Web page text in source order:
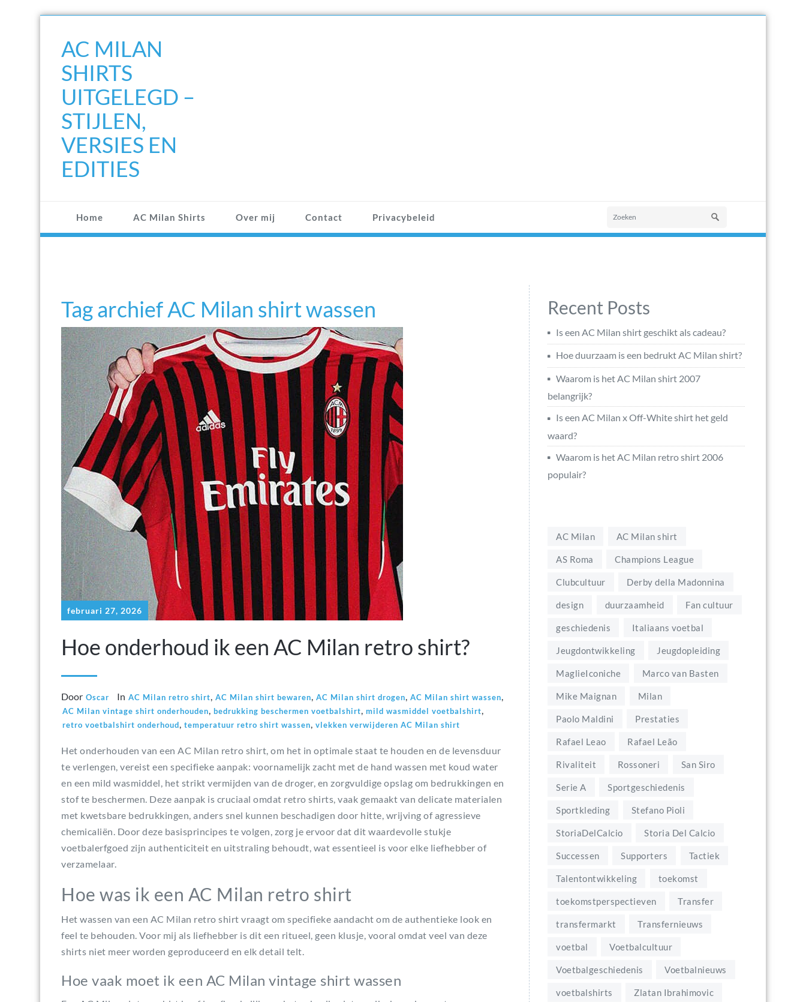
inhoudAC MILAN
SHIRTS
UITGELEGD –
STIJLEN,
VERSIES EN
EDITIES
Home AC Milan Shirts Over mij Contact Privacybeleid
Tag archief AC Milan shirt wassen
februari 27, 2026
Hoe onderhoud ik een AC Milan retro shirt?
Door Oscar In AC Milan retro shirt, AC Milan shirt bewaren, AC Milan shirt drogen, AC Milan shirt wassen,
AC Milan vintage shirt onderhouden, bedrukking beschermen voetbalshirt, mild wasmiddel voetbalshirt,
retro voetbalshirt onderhoud, temperatuur retro shirt wassen, vlekken verwijderen AC Milan shirt
Het onderhouden van een AC Milan retro shirt, om het in optimale staat te houden en de levensduur
te verlengen, vereist een specifieke aanpak: voornamelijk zacht met de hand wassen met koud water
en een mild wasmiddel, het strikt vermijden van de droger, en zorgvuldige opslag om bedrukkingen en
stof te beschermen. Deze aanpak is cruciaal omdat retro shirts, vaak gemaakt van delicate materialen
met kwetsbare bedrukkingen, anders snel kunnen beschadigen door hitte, wrijving of agressieve
chemicaliën. Door deze basisprincipes te volgen, zorg je ervoor dat dit waardevolle stukje
voetbalerfgoed zijn authenticiteit en uitstraling behoudt, wat essentieel is voor elke liefhebber of
verzamelaar.
Hoe was ik een AC Milan retro shirt
Het wassen van een AC Milan retro shirt vraagt om specifieke aandacht om de authentieke look en
feel te behouden. Voor mij als liefhebber is dit een ritueel, geen klusje, vooral omdat veel van deze
shirts niet meer worden geproduceerd en elk detail telt.
Hoe vaak moet ik een AC Milan vintage shirt wassen
Recent Posts
Is een AC Milan shirt geschikt als cadeau?
Hoe duurzaam is een bedrukt AC Milan shirt?
Waarom is het AC Milan shirt 2007
belangrijk?
Is een AC Milan x Off-White shirt het geld
waard?
Waarom is het AC Milan retro shirt 2006
populair?
AC Milan AC Milan shirt
AS Roma Champions League
Clubcultuur Derby della Madonnina
design duurzaamheid Fan cultuur
geschiedenis Italiaans voetbal
Jeugdontwikkeling Jeugdopleiding
MaglieIconiche Marco van Basten
Mike Maignan Milan
Paolo Maldini Prestaties
Rafael Leao Rafael Leão
Rivaliteit Rossoneri San Siro
Serie A Sportgeschiedenis
Sportkleding Stefano Pioli
StoriaDelCalcio Storia Del Calcio
Successen Supporters Tactiek
Talentontwikkeling toekomst
toekomstperspectieven Transfer
transfermarkt Transfernieuws
voetbal Voetbalcultuur
Voetbalgeschiedenis Voetbalnieuws
voetbalshirts Zlatan Ibrahimovic